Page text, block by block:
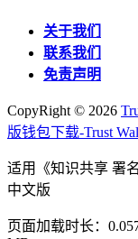
关于我们
联系我们
免责声明
CopyRight © 2026
版钱包下载-Trust
适用《知识共享 署
中文版
页面加载时长：